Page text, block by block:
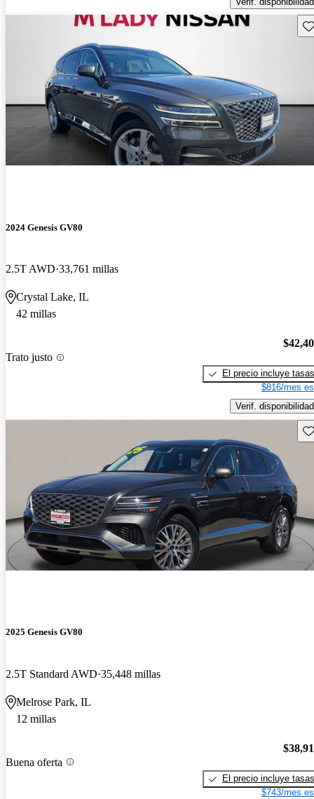
2024 Genesis GV80
2.5T AWD 33,761 millas
Crystal Lake, IL
42 millas
Trato justo
El precio incluye tasas
$816/mes
Verif. disponibilidad
2025 Genesis GV80
2.5T Standard AWD 35,448 millas
Melrose Park, IL
12 millas
Buena oferta
El precio incluye tasas
$743/mes